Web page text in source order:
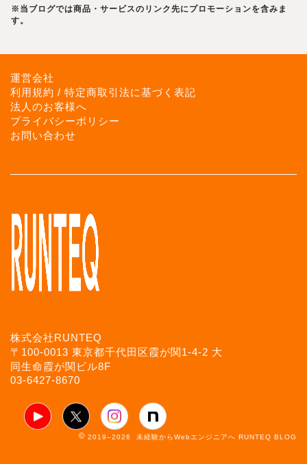
※当ブログでは商品・サービスのリンク先にプロモーションを含みま
す。
株式会社RUNTEQ
〒100-0013 東京都千代田区霞が関1-4-2 大
同生命霞が関ビル8F
03-6427-8670
運営会社
利用規約 / 特定商取引法に基づく表記
法人のお客様へ
プライバシーポリシー
お問い合わせ
2019–2026 未経験からWebエンジニアへ RUNTEQ BLOG